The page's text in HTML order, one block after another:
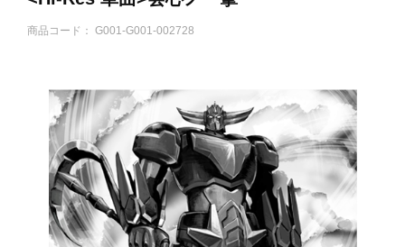
商品コード： G001-G001-002728